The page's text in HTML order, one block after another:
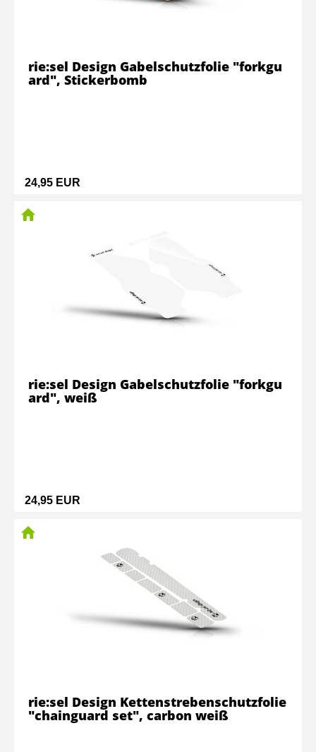
24,95 EUR
rie:sel Design Gabelschutzfolie "forkgu
ard", Stickerbomb
24,95 EUR
rie:sel Design Gabelschutzfolie "forkgu
ard", weiß
rie:sel Design Kettenstrebenschutzfolie
"chainguard set", carbon weiß